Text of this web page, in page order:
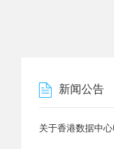
新闻公告
关于香港数据中